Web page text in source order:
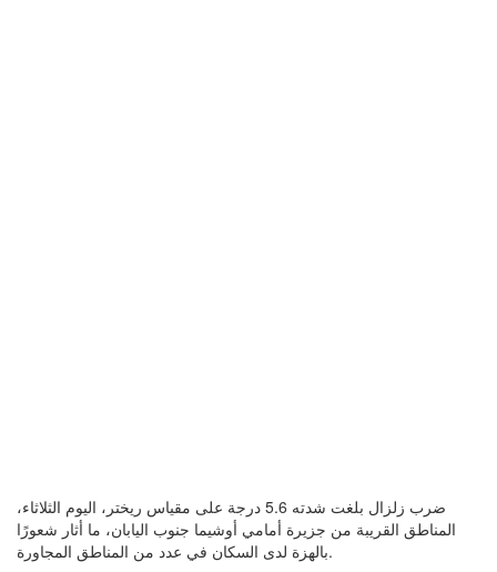
ضرب زلزال بلغت شدته 5.6 درجة على مقياس ريختر، اليوم الثلاثاء،
المناطق القريبة من جزيرة أمامي أوشيما جنوب اليابان، ما أثار شعورًا
بالهزة لدى السكان في عدد من المناطق المجاورة.